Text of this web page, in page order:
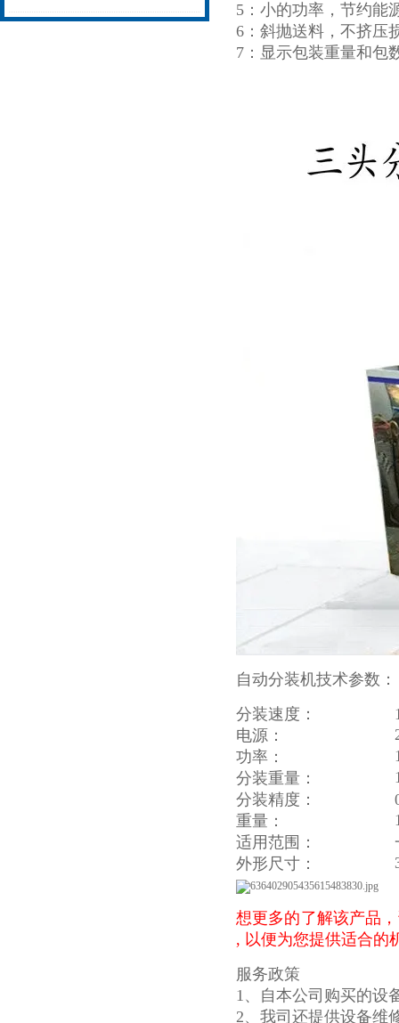
5：小的功率，节约能
6：斜抛送料，不挤压
7：显示包装重量和包
自动分装机技术参数：
分装速度：
电源：
功率：
分装重量：
分装精度：
重量：
适用范围：
外形尺寸：
想更多的了解该产品
, 以便为您提供适合的
服务政策
1、自本公司购买的设
2、我司还提供设备维